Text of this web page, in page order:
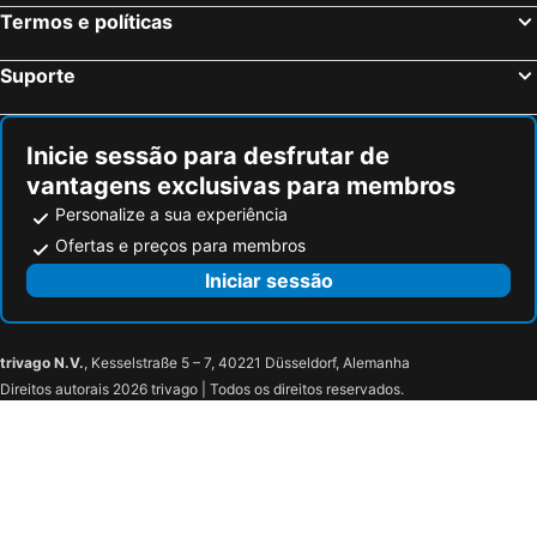
Termos e políticas
Suporte
Inicie sessão para desfrutar de
vantagens exclusivas para membros
Personalize a sua experiência
Ofertas e preços para membros
Iniciar sessão
trivago N.V., Kesselstraße 5 – 7, 40221 Düsseldorf, Alemanha
Direitos autorais 2026 trivago | Todos os direitos reservados.